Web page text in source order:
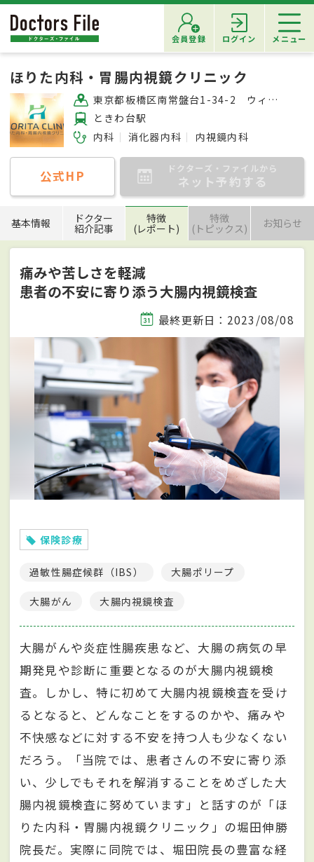
会員登録 ログイン メニュー
ほりた内科・胃腸内視鏡クリニック
東京都板橋区南常盤台1-34-2 ウィスティリアときわ台1F
ときわ台駅
内科
消化器内科 内視鏡内科
公式HP ドクターズ・ファイルから
ネット予約する
基本情報 ドクター
紹介記事
特徴
(レポート)
特徴
(トピックス) お知らせ
痛みや苦しさを軽減
患者の不安に寄り添う大腸内視鏡検査
最終更新日：2023/08/08
保険診療
過敏性腸症候群（IBS） 大腸ポリープ
大腸がん 大腸内視鏡検査
大腸がんや炎症性腸疾患など、大腸の病気の早
期発見や診断に重要となるのが大腸内視鏡検
査。しかし、特に初めて大腸内視鏡検査を受け
るとなると、どんなことをするのかや、痛みや
不快感などに対する不安を持つ人も少なくない
だろう。「当院では、患者さんの不安に寄り添
い、少しでもそれを解消することをめざした大
腸内視鏡検査に努めています」と話すのが「ほ
りた内科・胃腸内視鏡クリニック」の堀田伸勝
院長だ。実際に同院では、堀田院長の豊富な経